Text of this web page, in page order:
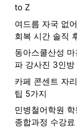
to Z
여드름 자국 없
회복 시간 솔직
동아스쿨산성
파 강사진 3인방
카페 콘센트 자
팁 5가지
민병철어학원
종합과정 수강료